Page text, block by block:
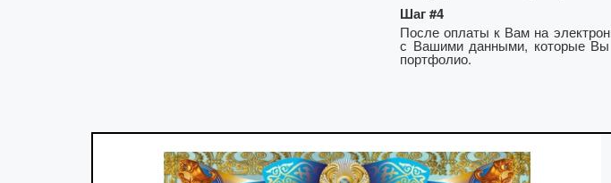
Шаг #4
После оплаты к Вам на
с Вашими данными, которые Вы
портфолио.